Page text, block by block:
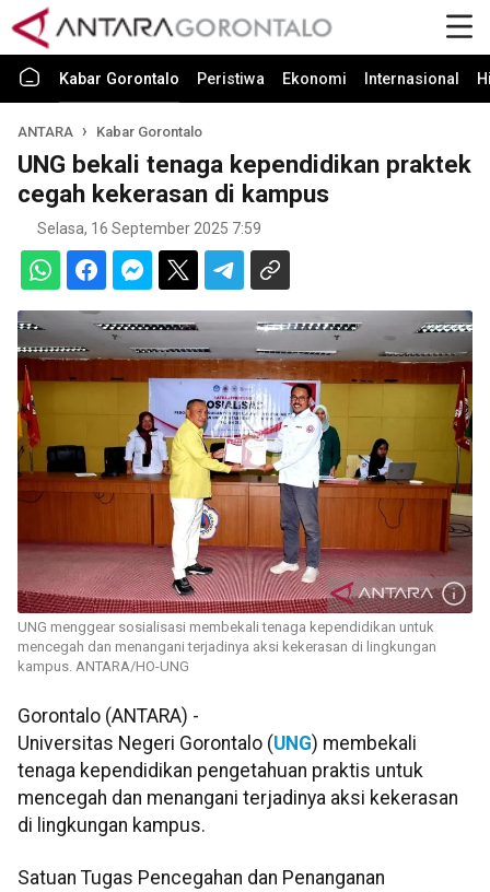
Kabar Gorontalo Peristiwa Ekonomi Internasional
ANTARA Kabar Gorontalo
UNG bekali tenaga kependidikan praktek
cegah kekerasan di kampus
Selasa, 16 September 2025 7:59
UNG menggear sosialisasi membekali tenaga kependidikan untuk
mencegah dan menangani terjadinya aksi kekerasan di lingkungan
kampus. ANTARA/HO-UNG
Gorontalo (ANTARA) -
Universitas Negeri Gorontalo (UNG) membekali
tenaga kependidikan pengetahuan praktis untuk
mencegah dan menangani terjadinya aksi kekerasan
di lingkungan kampus.
Satuan Tugas Pencegahan dan Penanganan